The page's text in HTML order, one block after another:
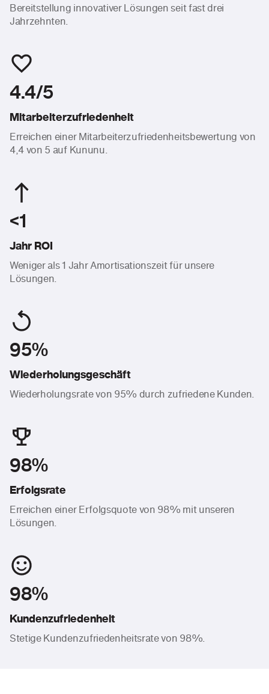
Bereitstellung innovativer Lösungen seit fast drei
Jahrzehnten.
4.4/5
Mitarbeiterzufriedenheit
Erreichen einer Mitarbeiterzufriedenheitsbewertung von
4,4 von 5 auf Kununu.
<1
Jahr ROI
Weniger als 1 Jahr Amortisationszeit für unsere
Lösungen.
95%
Wiederholungsgeschäft
Wiederholungsrate von 95% durch zufriedene Kunden.
98%
Erfolgsrate
Erreichen einer Erfolgsquote von 98% mit unseren
Lösungen.
98%
Kundenzufriedenheit
Stetige Kundenzufriedenheitsrate von 98%.